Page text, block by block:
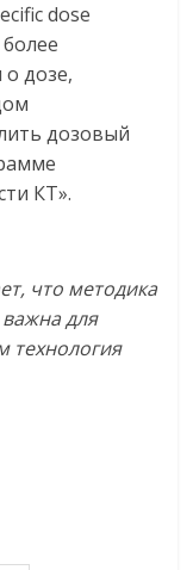
dose
дозе,
дозовый
КТ».
что методика
важнадля
технология